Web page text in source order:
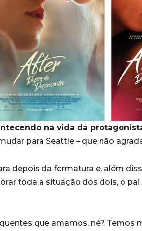
na vida da
para Seattle – que não
depois da formatura e, além
toda a situação dos dois, o
que amamos, né? Temos